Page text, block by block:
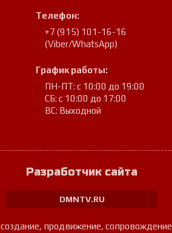
Телефон:
+7 (915) 101-16-16
(Viber/WhatsApp)
График работы:
ПН-ПТ: с 10:00 до 19:00
СБ: с 10:00 до 17:00
ВС: Выходной
Разработчик сайта
DMNTV.RU
создание, продвижение, сопровождение